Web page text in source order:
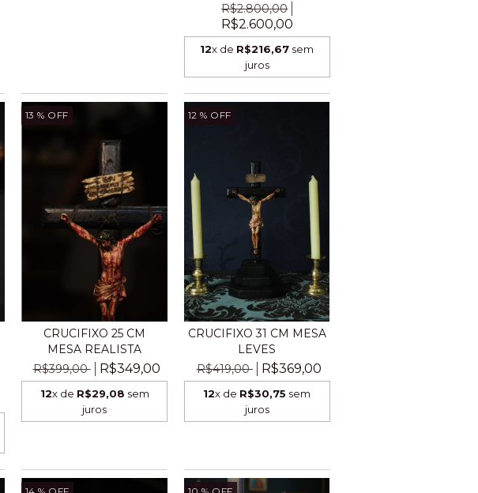
R$2.800,00
R$2.600,00
12x de R$216,67 sem
juros
13 % OFF
CRUCIFIXO 25 CM
MESA REALISTA
R$399,00
R$349,00
12x de R$29,08 sem
juros
12 % OFF
CRUCIFIXO 31 CM MESA
LEVES
R$419,00
R$369,00
12x de R$30,75 sem
juros